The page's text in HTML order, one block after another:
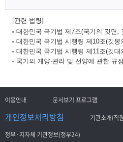
[관련 법령]
대한민국 국기법 제7조(국기의 깃면,
대한민국 국기법 시행령 제10조(깃봉
대한민국 국기법 시행령 제11조(깃대
국기의 게양·관리 및 선양에 관한 규
이용안내 문서보기 프로그램
개인정보처리방침
기관소개(직
정부·지자체 기관정보(정부24)